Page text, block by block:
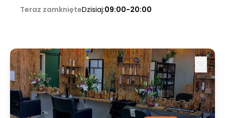
Teraz zamknięteDzisiaj:09:00-20:00